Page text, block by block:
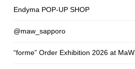
Endyma POP-UP SHOP
@maw_sapporo
“forme” Order Exhibition 2026 at MaW